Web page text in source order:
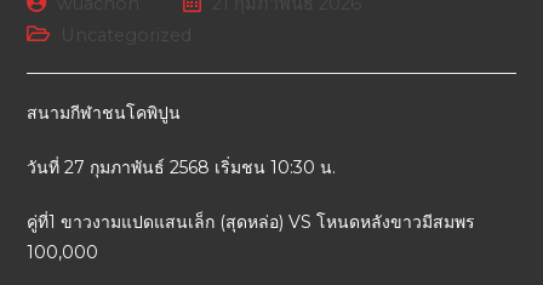
Uncategorized
สนามกีฬาชนโคพิปูน
วันที่ 27 กุมภาพันธ์ 2568 เริ่มชน 10:30 น.
คู่ที่1 ขาวงามแปดแสนเล็ก (สุดหล่อ) VS โหนดหลังขาวมีสมพร
100,000